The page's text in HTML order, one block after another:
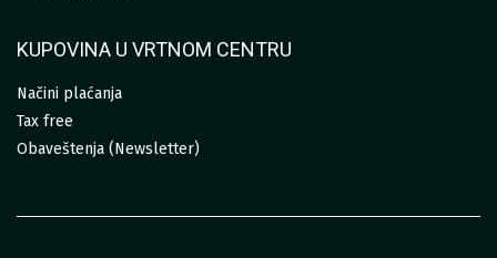
KUPOVINA U VRTNOM CENTRU
Načini plaćanja
Tax free
Obaveštenja (Newsletter)